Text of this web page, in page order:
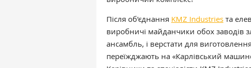
Після об'єднання KMZ Industries та
виробничі майданчики обох
ансамбль, і верстати для
переїжджають на «Карлівський